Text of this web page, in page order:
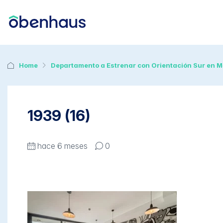
Home Departamento a Estrenar con Orientación Sur en
1939 (16)
hace 6 meses 0